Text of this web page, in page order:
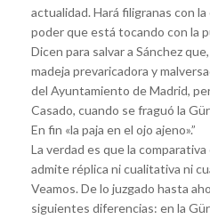
actualidad. Hará filigranas con
poder que está tocando con la
Dicen para salvar a Sánchez
madeja prevaricadora y
del Ayuntamiento de Madrid,
Casado, cuando se fraguó la
En fin «la paja en el ojo ajeno».”
La verdad es que la
admite réplica ni cualitativa ni
Veamos. De lo juzgado hasta
siguientes diferencias: en la